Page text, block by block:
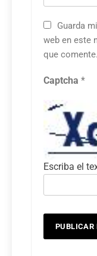
Guarda
web en este
que comente.
Captcha *
Escriba el